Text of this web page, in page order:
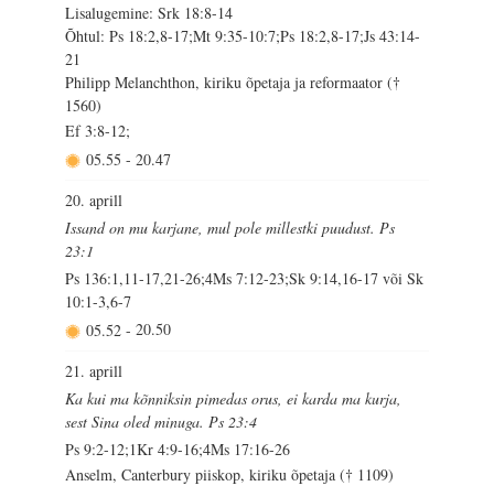
Lisalugemine: Srk 18:8-14
Õhtul: Ps 18:2,8-17;Mt 9:35-10:7;Ps 18:2,8-17;Js 43:14-
21
Philipp Melanchthon, kiriku õpetaja ja reformaator (†
1560)
Ef 3:8-12;
05.55 - 20.47
20. aprill
Issand on mu karjane, mul pole millestki puudust. Ps
23:1
Ps 136:1,11-17,21-26;4Ms 7:12-23;Sk 9:14,16-17 või Sk
10:1-3,6-7
05.52 - 20.50
21. aprill
Ka kui ma kõnniksin pimedas orus, ei karda ma kurja,
sest Sina oled minuga. Ps 23:4
Ps 9:2-12;1Kr 4:9-16;4Ms 17:16-26
Anselm, Canterbury piiskop, kiriku õpetaja († 1109)